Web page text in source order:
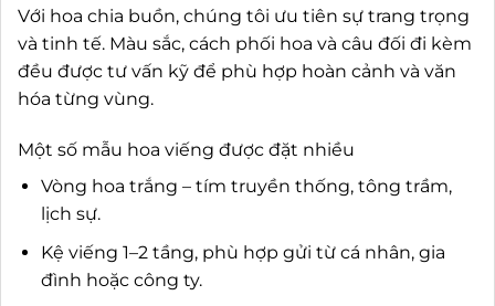
Với hoa chia buồn, chúng tôi ưu tiên sự trang trọng
và tinh tế. Màu sắc, cách phối hoa và câu đối đi kèm
đều được tư vấn kỹ để phù hợp hoàn cảnh và văn
hóa từng vùng.
Một số mẫu hoa viếng được đặt nhiều
Vòng hoa trắng – tím truyền thống, tông trầm,
lịch sự.
Kệ viếng 1–2 tầng, phù hợp gửi từ cá nhân, gia
đình hoặc công ty.